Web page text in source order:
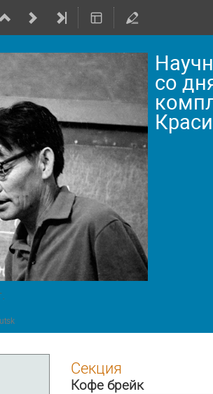
со
Секция
Кофе брейк